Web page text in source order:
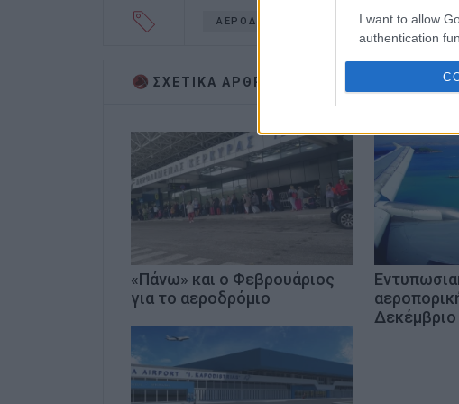
I want to allow
authentication
ΑΕΡΟΔΡΟΜΙΟ «Ι. ΚΑΠΟΔΙΣΤΡΙΑΣ»
ΣΧΕΤΙΚA AΡΘΡΑ
«Πάνω» και ο Φεβρουάριος
για το αεροδρόμιο
Δεκέμβριο